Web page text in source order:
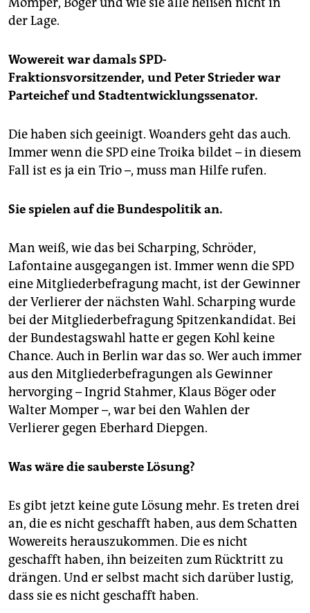
der Lage.
Wowereit war damals SPD-
Fraktionsvorsitzender, und Peter Strieder war
Parteichef und Stadtentwicklungssenator.
Die haben sich geeinigt. Woanders geht das auch.
Immer wenn die SPD eine Troika bildet – in diesem
Fall ist es ja ein Trio –, muss man Hilfe rufen.
Sie spielen auf die Bundespolitik an.
Man weiß, wie das bei Scharping, Schröder,
Lafontaine ausgegangen ist. Immer wenn die SPD
eine Mitgliederbefragung macht, ist der Gewinner
der Verlierer der nächsten Wahl. Scharping wurde
bei der Mitgliederbefragung Spitzenkandidat. Bei
der Bundestagswahl hatte er gegen Kohl keine
Chance. Auch in Berlin war das so. Wer auch immer
aus den Mitgliederbefragungen als Gewinner
hervorging – Ingrid Stahmer, Klaus Böger oder
Walter Momper –, war bei den Wahlen der
Verlierer gegen Eberhard Diepgen.
Was wäre die sauberste Lösung?
Es gibt jetzt keine gute Lösung mehr. Es treten drei
an, die es nicht geschafft haben, aus dem Schatten
Wowereits herauszukommen. Die es nicht
geschafft haben, ihn beizeiten zum Rücktritt zu
drängen. Und er selbst macht sich darüber lustig,
dass sie es nicht geschafft haben.